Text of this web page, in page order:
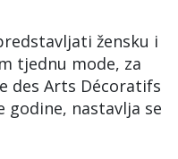
žensku i
tjednu mode, za
des Arts Décoratifs
godine, nastavlja se